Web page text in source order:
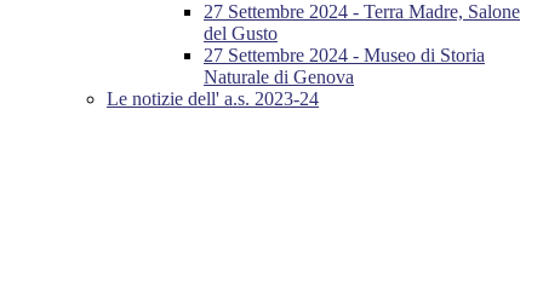
27 Settembre 2024 - Terra Madre, Salone
del Gusto
27 Settembre 2024 - Museo di Storia
Naturale di Genova
Le notizie dell' a.s. 2023-24